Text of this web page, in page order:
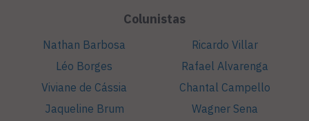
Colunistas
Nathan Barbosa
Léo Borges
Viviane de Cássia
Jaqueline Brum
Ricardo Villar
Rafael Alvarenga
Chantal Campello
Wagner Sena